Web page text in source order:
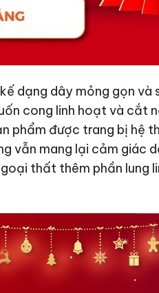
dạng dây mỏng gọn và
cong linh hoạt và cắt
phẩm được trang bị hệ
vẫn mang lại cảm giác
thất thêm phần lung